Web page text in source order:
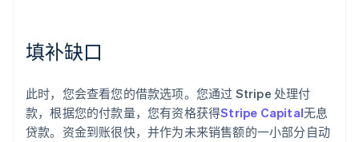
填补缺口
此时，您会查看您的借款选项。您通过 Stripe 处理付
款，根据您的付款量，您有资格获得Stripe Capital无息
贷款。资金到账很快，并作为未来销售额的一小部分自动